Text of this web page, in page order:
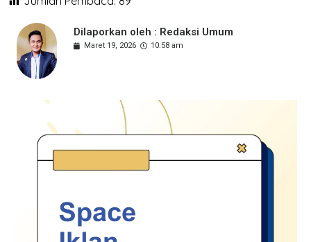
Dilaporkan oleh : Redaksi Umum
Maret 19, 2026 10:58 am